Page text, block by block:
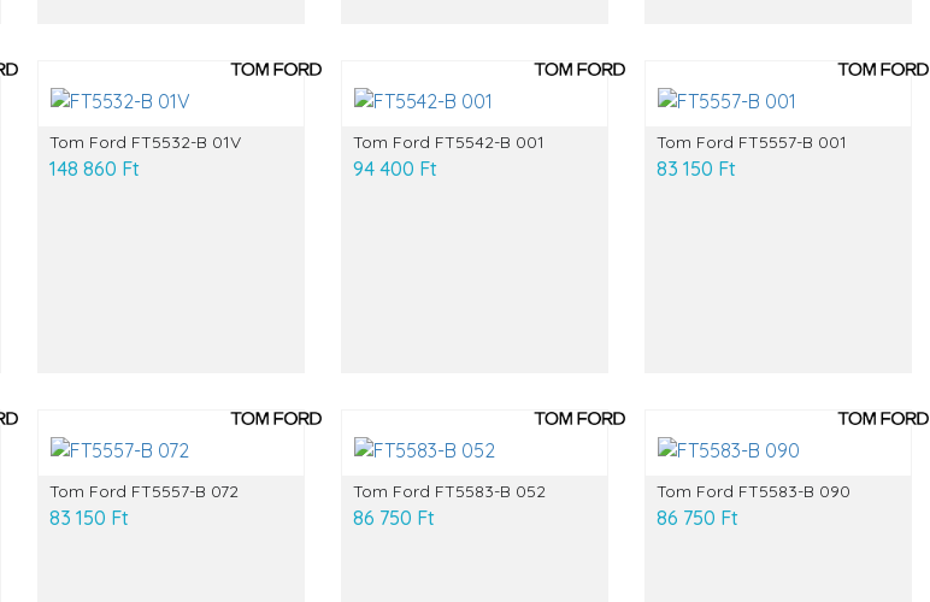
Tom Ford FT5532-B 01V
148 860 Ft
Tom Ford FT5542-B 001
94 400 Ft
Tom Ford FT5557-B 001
83 150 Ft
Tom Ford FT5557-B 072
83 150 Ft
Tom Ford FT5583-B 052
86 750 Ft
Tom Ford FT5583-B 090
86 750 Ft